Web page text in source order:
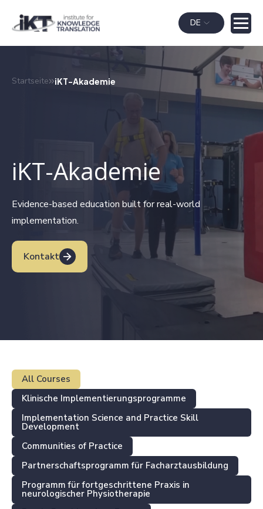
DE
Startseite iKT-Akademie
iKT-Akademie
Evidence-based education built for real-world
implementation.
Kontakt
All Courses
Klinische Implementierungsprogramme
Implementation Science and Practice Skill
Development
Communities of Practice
Partnerschaftsprogramm für Facharztausbildung
Programm für fortgeschrittene Praxis in
neurologischer Physiotherapie